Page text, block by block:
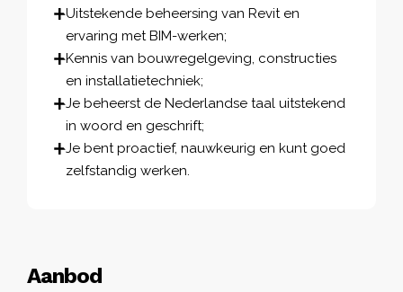
Aanbod
Uitstekende beheersing van Revit en
ervaring met BIM-werken;
Kennis van bouwregelgeving, constructies
en installatietechniek;
Je beheerst de Nederlandse taal uitstekend
in woord en geschrift;
Je bent proactief, nauwkeurig en kunt goed
zelfstandig werken.